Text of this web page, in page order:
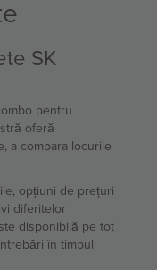
SK
pentru
oferă
a compara locurile
opțiuni de prețuri
diferitelor
disponibilă pe tot
în timpul